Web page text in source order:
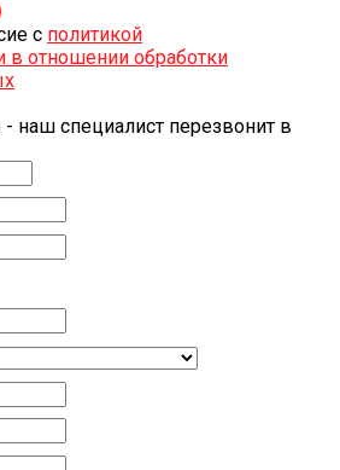
с политикой
в отношении обработки
наш специалист перезвонит в